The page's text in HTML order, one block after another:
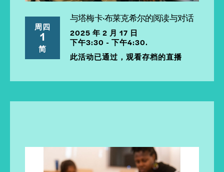
周四
1
简
与塔梅卡·布莱克希尔的阅读与对话
2025 年 2 月 17 日
下午3:30 - 下午4:30.
此活动已通过，观看存档的直播